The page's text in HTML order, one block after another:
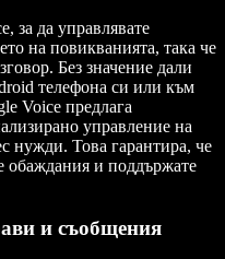
за да управлявате
на повикванията, така че
Без значение дали
телефона си или към
Voice предлага
управление на
нужди. Това гарантира, че
обаждания и поддържате
и съобщения